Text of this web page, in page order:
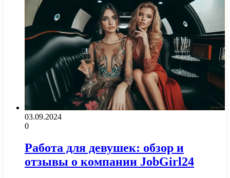
03.09.2024
0
Работа для девушек: обзор и
отзывы о компании JobGirl24